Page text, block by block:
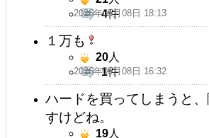
2026年05月08日 18:13
4件
１万も
2026年05月08日 16:32
20人
1件
ハードを買ってしまうと
すけどね。
19人